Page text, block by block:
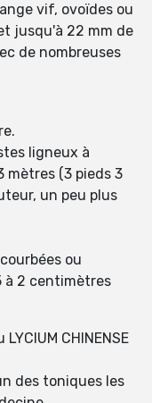
vif, ovoïdes ou
jusqu'à 22 mm de
de nombreuses
ligneux à
mètres (3 pieds 3
un peu plus
ou
à 2 centimètres
CHINENSE
des toniques les